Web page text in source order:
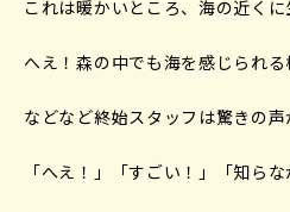
これは暖かいところ、海の近くに
へえ！森の中でも海を感じられる
などなど終始スタッフは驚きの
「へえ！」「すごい！」「知らな